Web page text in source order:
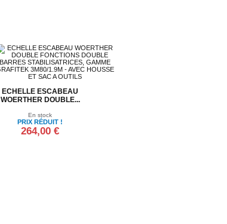
ECHELLE ESCABEAU
WOERTHER DOUBLE...
En stock
PRIX RÉDUIT !
264,00 €